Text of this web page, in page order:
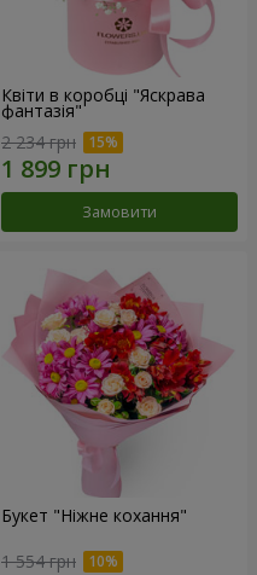
Квіти в коробці "Яскрава
фантазія"
2 234 грн
Замовити
Букет "Ніжне кохання"
1 554 грн